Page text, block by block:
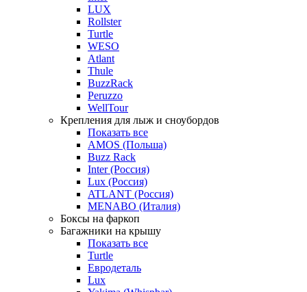
LUX
Rollster
Turtle
WESO
Atlant
Thule
BuzzRack
Peruzzo
WellTour
Крепления для лыж и сноубордов
Показать все
AMOS (Польша)
Buzz Rack
Inter (Россия)
Lux (Россия)
ATLANT (Россия)
MENABO (Италия)
Боксы на фаркоп
Багажники на крышу
Показать все
Turtle
Евродеталь
Lux